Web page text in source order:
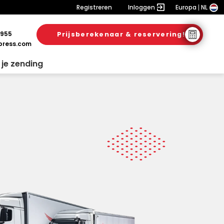
Registreren Inloggen Europa NL
Prijsberekenaar & reservering!
zending